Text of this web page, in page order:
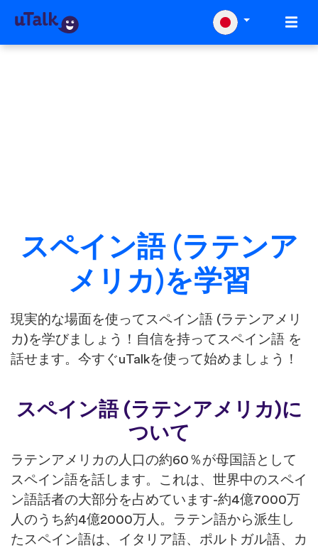
スペイン語 (ラテンア
メリカ)を学習
現実的な場面を使ってスペイン語 (ラテンアメリ
カ)を学びましょう！自信を持ってスペイン語 を
話せます。今すぐuTalkを使って始めましょう！
スペイン語 (ラテンアメリカ)に
ついて
ラテンアメリカの人口の約60％が母国語として
スペイン語を話します。これは、世界中のスペイ
ン語話者の大部分を占めています-約4億7000万
人のうち約4億2000万人。ラテン語から派生し
たスペイン語は、イタリア語、ポルトガル語、カ